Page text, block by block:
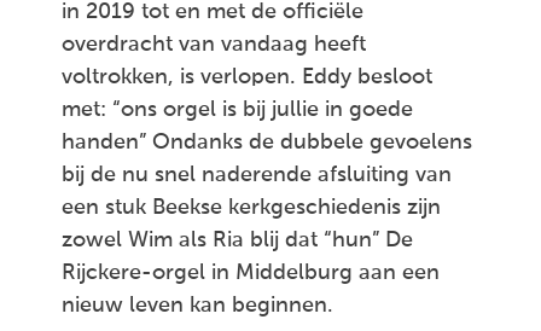
in 2019 tot en met de officiële
overdracht van vandaag heeft
voltrokken, is verlopen. Eddy besloot
met: “ons orgel is bij jullie in goede
handen” Ondanks de dubbele gevoelens
bij de nu snel naderende afsluiting van
een stuk Beekse kerkgeschiedenis zijn
zowel Wim als Ria blij dat “hun” De
Rijckere-orgel in Middelburg aan een
nieuw leven kan beginnen.